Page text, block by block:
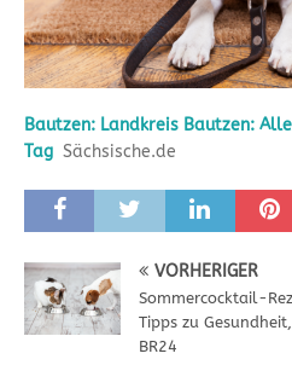
Bautzen: Landkreis Bautzen:
Tag Sächsische.de
VORHERIGER
Sommercocktail-
Tipps zu
BR24